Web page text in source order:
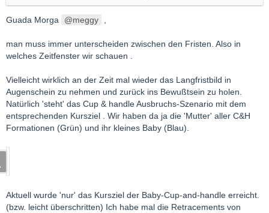
- bei einem Rücksetzer auf $ 30…wäre dann der Aufwärtstrend
endgültig erledigt, oder wären die erwarteten Ziele aus der
ne Glaskugel, oder gibt die CT eine Antwort?
Marktgeschehen?
Vollständiger Einbruch der Industrienachfrage?
- für unsere Minen wäre das ein Desaster, also weiterhin noch
an der Seitenlinie bleiben?
Guada Morga meggy
man muss immer unterscheiden zwischen den Fristen. Also in
welches Zeitfenster wir schauen .
Vielleicht wirklich an der Zeit mal wieder das Langfristbild in
Augenschein zu nehmen und zurück ins Bewußtsein zu holen.
Natürlich 'steht' das Cup & handle Ausbruchs-Szenario mit dem
entsprechenden Kursziel . Wir haben da ja die 'Mutter' aller C&H
Formationen (Grün) und ihr kleines Baby (Blau).
Aktuell wurde 'nur' das Kursziel der Baby-Cup-and-handle erreicht.
(bzw. leicht überschritten) Ich habe mal die Retracements von